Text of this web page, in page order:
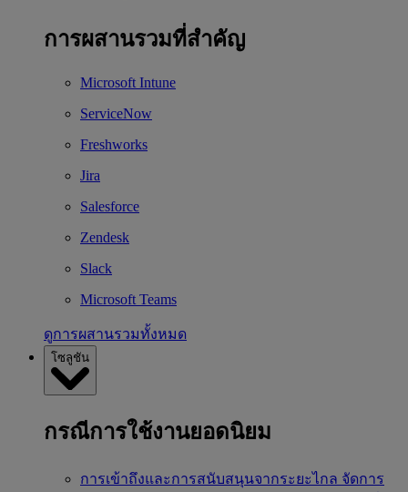
การผสานรวมที่สำคัญ
Microsoft Intune
ServiceNow
Freshworks
Jira
Salesforce
Zendesk
Slack
Microsoft Teams
ดูการผสานรวมทั้งหมด
โซลูชัน
กรณีการใช้งานยอดนิยม
การเข้าถึงและการสนับสนุนจากระยะไกล จัดการ